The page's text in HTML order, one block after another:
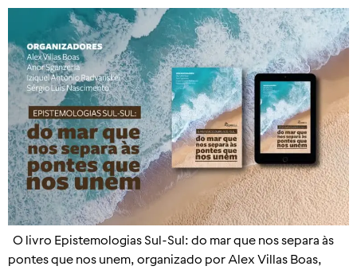
O livro Epistemologias Sul-Sul: do mar que nos separa às
pontes que nos unem, organizado por Alex Villas Boas,